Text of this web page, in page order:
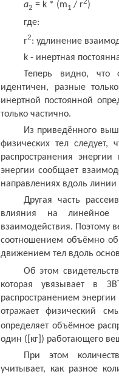
а2 = k* (m1 / r )
где:
r2: удлинение
k - инертная
Теперь видно, что
идентичен, разные
инертной постоянной
только частично.
Из приведённого
физических тел
распространения
энергии сообщает
направлениях вдоль
Другая часть
влияния на линейное
взаимодействия. Поэтому
соотношением объёмно
движением тел вдоль
Об этом
которая увязывает в
распространением
отражает физический
определяет объёмное
один ([кг]) работающего
При этом
учитывает, как разное